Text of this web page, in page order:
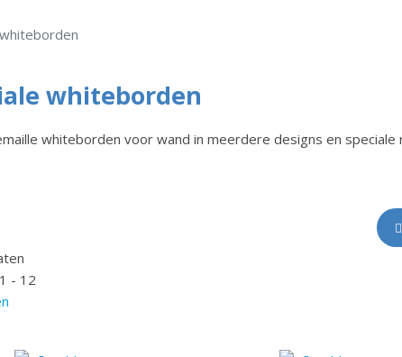
whiteborden
whiteborden voor wand in meerdere designs en speciale
- 12